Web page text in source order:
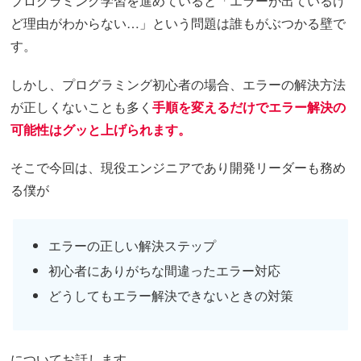
ど理由がわからない…」という問題は誰もがぶつかる壁で
す。
しかし、プログラミング初心者の場合、エラーの解決方法
が正しくないことも多く手順を変えるだけでエラー解決の
可能性はグッと上げられます。
そこで今回は、現役エンジニアであり開発リーダーも務め
る僕が
エラーの正しい解決ステップ
初心者にありがちな間違ったエラー対応
どうしてもエラー解決できないときの対策